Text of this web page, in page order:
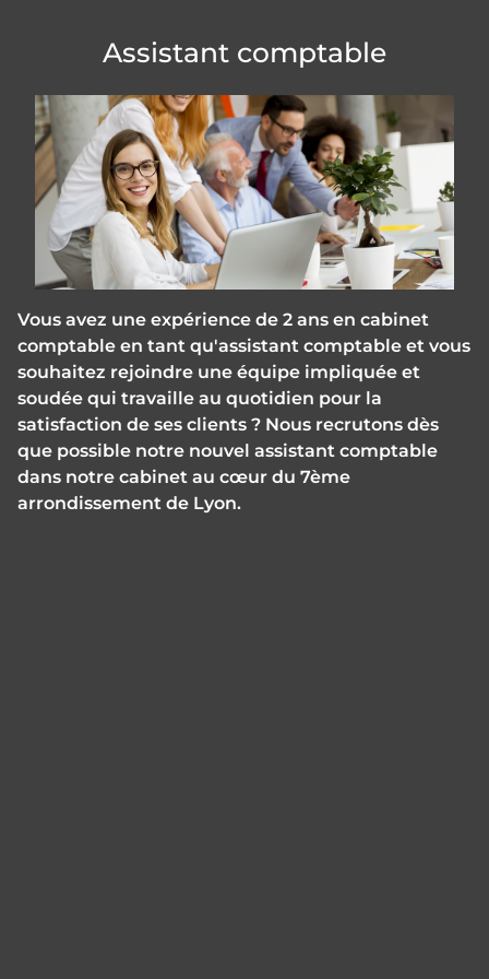
Assistant comptable
Vous avez une expérience de 2 ans en cabinet
comptable en tant qu'assistant comptable et vous
souhaitez rejoindre une équipe impliquée et
soudée qui travaille au quotidien pour la
satisfaction de ses clients ? Nous recrutons dès
que possible notre nouvel assistant comptable
dans notre cabinet au cœur du 7ème
arrondissement de Lyon.